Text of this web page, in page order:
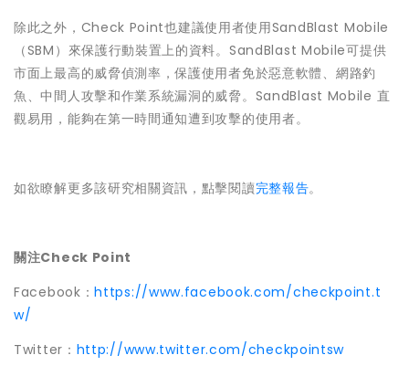
除此之外，Check Point也建議使用者使用SandBlast Mobile
（SBM）來保護行動裝置上的資料。SandBlast Mobile可提供
市面上最高的威脅偵測率，保護使用者免於惡意軟體、網路釣
魚、中間人攻擊和作業系統漏洞的威脅。SandBlast Mobile 直
觀易用，能夠在第一時間通知遭到攻擊的使用者。
如欲瞭解更多該研究相關資訊，點擊閱讀完整報告。
關注Check Point
Facebook：https://www.facebook.com/checkpoint.t
w/
Twitter： http://www.twitter.com/checkpointsw